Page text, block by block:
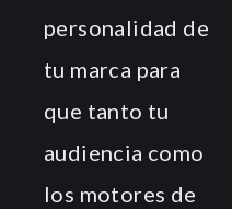
personalidad de
tu marca para
que tanto tu
audiencia como
los motores de